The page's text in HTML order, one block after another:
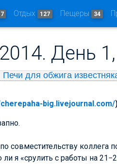
Отдых 127 Пещеры 34
День 1,
Печи для обжига
big.livejournal.com/
совместительству коллега
я «срулить с работы на